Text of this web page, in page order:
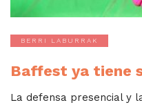
BERRI LABURRAK
Baffest ya tiene
La defensa presencial y